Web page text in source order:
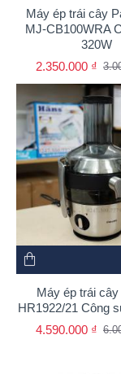
Máy ép trái cây
MJ-CB100WRA
320W
2.350.000 ₫
Máy ép trái cây
HR1922/21 Công
4.590.000 ₫